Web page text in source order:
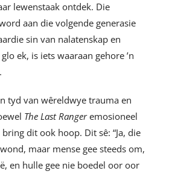
lewenstaak ontdek. Die
aan die volgende generasie
sin van nalatenskap en
ek, is iets waaraan gehore ’n
tyd van wêreldwye trauma en
The Last Rangeremosioneel
dit ook hoop. Dit sê: “Ja, die
maar mense gee steeds om,
en hulle gee nie boedel oor oor